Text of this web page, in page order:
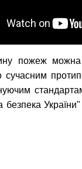
пожеж можна
сучасним